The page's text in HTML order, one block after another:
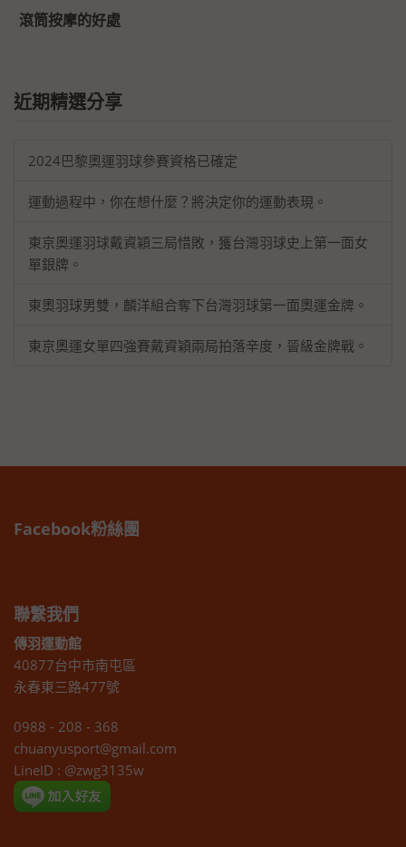
滾筒按摩的好處
近期精選分享
2024巴黎奧運羽球參賽資格已確定
運動過程中，你在想什麼？將決定你的運動表現。
東京奧運羽球戴資穎三局惜敗，獲台灣羽球史上第一面女
單銀牌。
東奧羽球男雙，麟洋組合奪下台灣羽球第一面奧運金牌。
東京奧運女單四強賽戴資穎兩局拍落辛度，晉級金牌戰。
Facebook粉絲團
聯繫我們
傳羽運動館
40877台中市南屯區
永春東三路477號
0988 - 208 - 368
chuanyusport@gmail.com
LineID : @zwg3135w